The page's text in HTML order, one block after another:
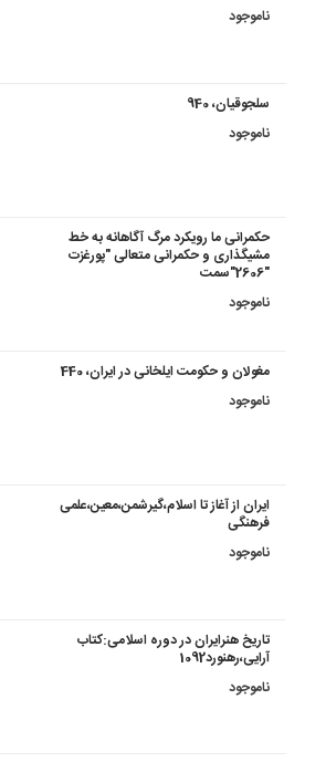
ناموجود
سلجوقیان، 940
ناموجود
حکمرانی ما رویکرد مرگ آگاهانه به خط
مشیگذاری و حکمرانی متعالی "پورغزت
"2606"سمت
ناموجود
مغولان و حکومت ایلخانی در ایران، 440
ناموجود
ایران از آغاز تا اسلام،گیرشمن،معین،علمی
فرهنگی
ناموجود
تاریخ هنرایران در دوره اسلامی:کتاب
آرایی،رهنورد1092
ناموجود